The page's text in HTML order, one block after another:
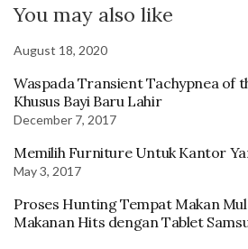
You may also like
August 18, 2020
Waspada Transient Tachypnea of
Khusus Bayi Baru Lahir
December 7, 2017
Memilih Furniture Untuk Kantor
May 3, 2017
Proses Hunting Tempat Makan
Makanan Hits dengan Tablet